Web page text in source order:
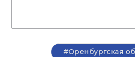
#Оренбургская